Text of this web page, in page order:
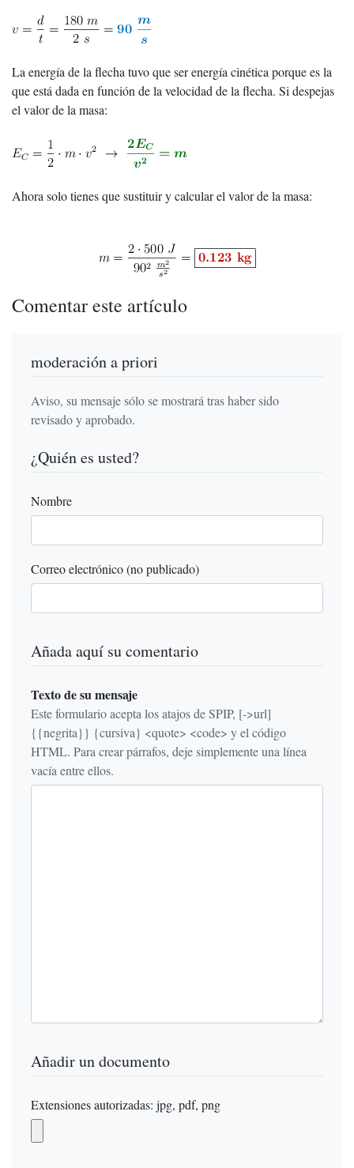
La energía de la flecha tuvo que ser energía cinética porque es la
que está dada en función de la velocidad de la flecha. Si despejas
el valor de la masa:
Ahora solo tienes que sustituir y calcular el valor de la masa:
Comentar este artículo
moderación a priori
Aviso, su mensaje sólo se mostrará tras haber sido
revisado y aprobado.
¿Quién es usted?
Nombre
Correo electrónico (no publicado)
Añada aquí su comentario
Texto de su mensaje
Este formulario acepta los atajos de SPIP, [->url]
{{negrita}} {cursiva} <quote> <code> y el código
HTML. Para crear párrafos, deje simplemente una línea
vacía entre ellos.
Añadir un documento
Extensiones autorizadas: jpg, pdf, png